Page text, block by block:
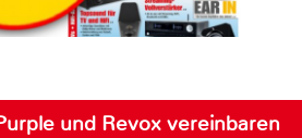
und Revox vereinbaren